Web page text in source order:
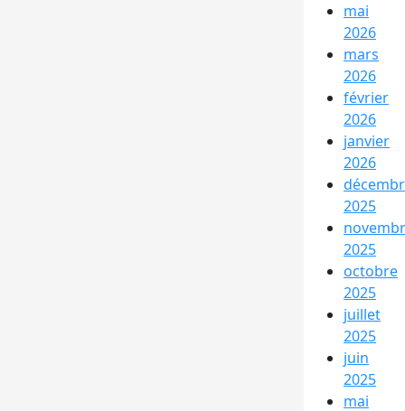
mai
2026
mars
2026
février
2026
janvier
2026
2025
2025
octobre
2025
juillet
2025
juin
2025
mai